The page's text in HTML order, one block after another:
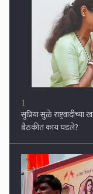
2
मनोज जरांगे पाटील